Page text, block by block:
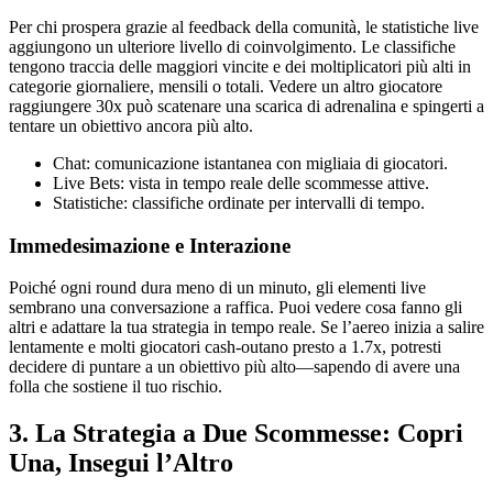
Per chi prospera grazie al feedback della comunità, le statistiche live
aggiungono un ulteriore livello di coinvolgimento. Le classifiche
tengono traccia delle maggiori vincite e dei moltiplicatori più alti in
categorie giornaliere, mensili o totali. Vedere un altro giocatore
raggiungere 30x può scatenare una scarica di adrenalina e spingerti a
tentare un obiettivo ancora più alto.
Chat: comunicazione istantanea con migliaia di giocatori.
Live Bets: vista in tempo reale delle scommesse attive.
Statistiche: classifiche ordinate per intervalli di tempo.
Immedesimazione e Interazione
Poiché ogni round dura meno di un minuto, gli elementi live
sembrano una conversazione a raffica. Puoi vedere cosa fanno gli
altri e adattare la tua strategia in tempo reale. Se l’aereo inizia a salire
lentamente e molti giocatori cash-outano presto a 1.7x, potresti
decidere di puntare a un obiettivo più alto—sapendo di avere una
folla che sostiene il tuo rischio.
3. La Strategia a Due Scommesse: Copri
Una, Insegui l’Altro